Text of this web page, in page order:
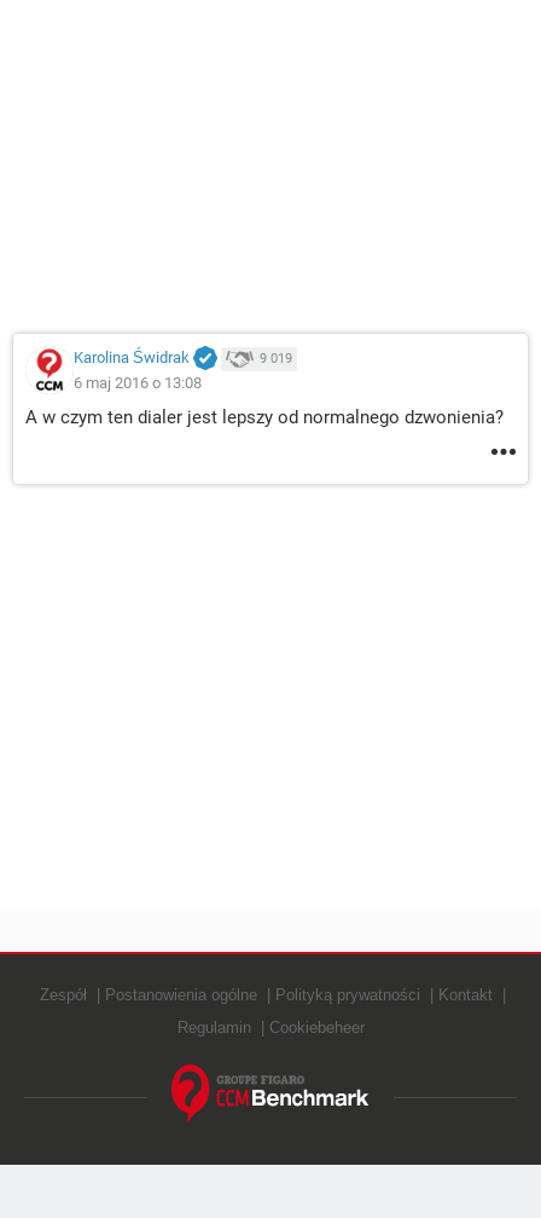
Karolina Świdrak 9 019
6 maj 2016 o 13:08
A w czym ten dialer jest lepszy od normalnego dzwonienia?
Zespół Postanowienia ogólne Polityką prywatności
Kontakt
Regulamin
Cookiebeheer